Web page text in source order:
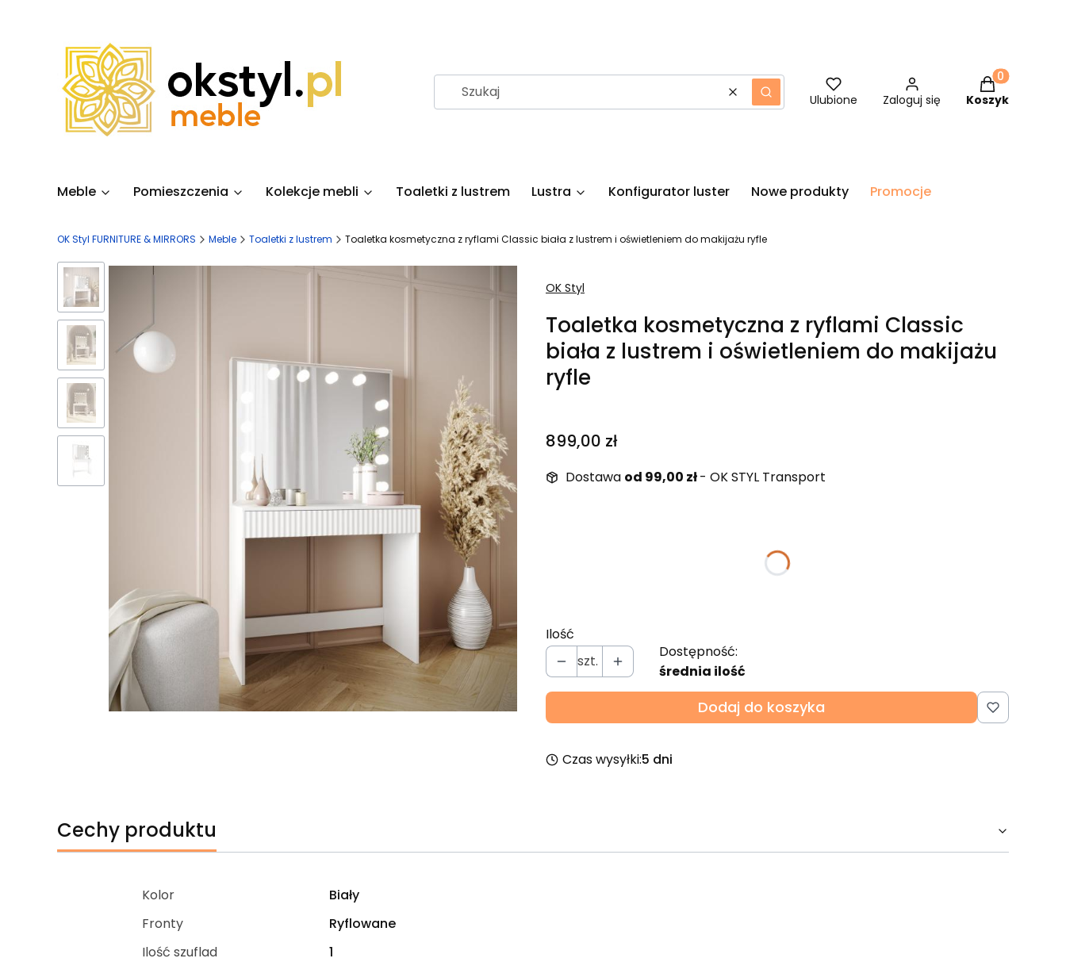
WyczyśćSzukaj Ulubione Zaloguj się
Produkty w
Koszyk
Meble Pomieszczenia Kolekcje mebli Toaletki z lustrem Lustra Konfigurator luster Nowe produkty Promocje
OK Styl FURNITURE & MIRRORS Meble Toaletki z lustrem Toaletka kosmetyczna z ryflami Classic biała z lustrem i oświetleniem do makijażu ryfle
OK Styl
Toaletka kosmetyczna z ryflami Classic
biała z lustrem i oświetleniem do makijażu
ryfle
Cena
899,00 zł
Dostawa od 99,00 zł- OK STYL Transport
Poszczególne warianty mogą różnić się ceną
Ilość
szt.
Dostępność:
średnia ilość
Dodaj do koszyka
Czas wysyłki:5 dni
Cechy produktu
Kolor
Biały
Fronty
Ryflowane
Ilość szuflad
1